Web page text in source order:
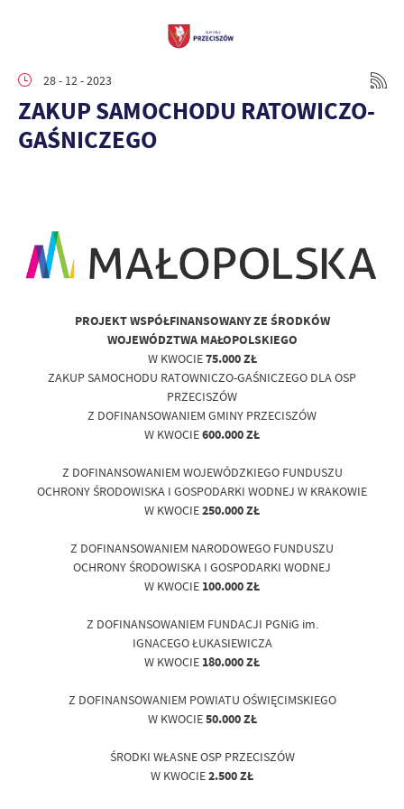
28 - 12 - 2023
ZAKUP SAMOCHODU RATOWICZO-
GAŚNICZEGO
PROJEKT WSPÓŁFINANSOWANY ZE ŚRODKÓW
WOJEWÓDZTWA MAŁOPOLSKIEGO
W KWOCIE75.000 ZŁ
ZAKUP SAMOCHODU RATOWNICZO-GAŚNICZEGO DLA OSP
PRZECISZÓW
Z DOFINANSOWANIEM GMINY PRZECISZÓW
W KWOCIE600.000 ZŁ
Z DOFINANSOWANIEM WOJEWÓDZKIEGO FUNDUSZU
OCHRONY ŚRODOWISKA I GOSPODARKI WODNEJ W KRAKOWIE
W KWOCIE250.000 ZŁ
Z DOFINANSOWANIEM NARODOWEGO FUNDUSZU
OCHRONY ŚRODOWISKA I GOSPODARKI WODNEJ
W KWOCIE 100.000 ZŁ
Z DOFINANSOWANIEM FUNDACJI PGNiG im.
IGNACEGO ŁUKASIEWICZA
W KWOCIE 180.000 ZŁ
Z DOFINANSOWANIEM POWIATU OŚWIĘCIMSKIEGO
W KWOCIE50.000 ZŁ
ŚRODKI WŁASNE OSP PRZECISZÓW
W KWOCIE2.500 ZŁ